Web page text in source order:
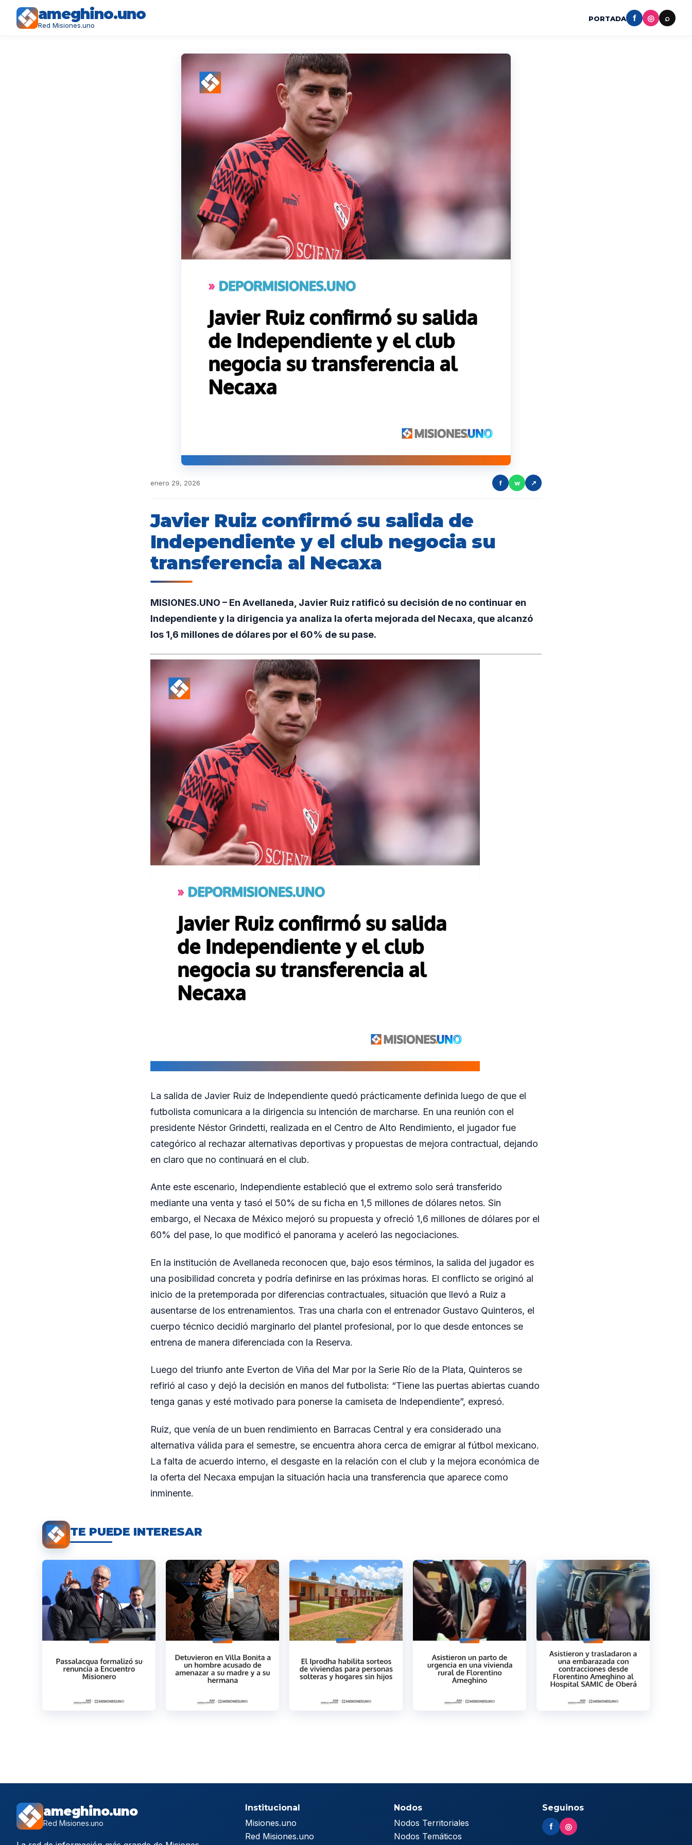
ameghino.uno
Red Misiones.uno
PORTADA f ◎ ⌕
enero 29, 2026 f w ↗
Javier Ruiz confirmó su salida de
Independiente y el club negocia su
transferencia al Necaxa
MISIONES.UNO – En Avellaneda, Javier Ruiz ratificó su decisión de no continuar en
Independiente y la dirigencia ya analiza la oferta mejorada del Necaxa, que alcanzó
los 1,6 millones de dólares por el 60% de su pase.
La salida de Javier Ruiz de Independiente quedó prácticamente definida luego de que el
futbolista comunicara a la dirigencia su intención de marcharse. En una reunión con el
presidente Néstor Grindetti, realizada en el Centro de Alto Rendimiento, el jugador fue
categórico al rechazar alternativas deportivas y propuestas de mejora contractual, dejando
en claro que no continuará en el club.
Ante este escenario, Independiente estableció que el extremo solo será transferido
mediante una venta y tasó el 50% de su ficha en 1,5 millones de dólares netos. Sin
embargo, el Necaxa de México mejoró su propuesta y ofreció 1,6 millones de dólares por el
60% del pase, lo que modificó el panorama y aceleró las negociaciones.
En la institución de Avellaneda reconocen que, bajo esos términos, la salida del jugador es
una posibilidad concreta y podría definirse en las próximas horas. El conflicto se originó al
inicio de la pretemporada por diferencias contractuales, situación que llevó a Ruiz a
ausentarse de los entrenamientos. Tras una charla con el entrenador Gustavo Quinteros, el
cuerpo técnico decidió marginarlo del plantel profesional, por lo que desde entonces se
entrena de manera diferenciada con la Reserva.
Luego del triunfo ante Everton de Viña del Mar por la Serie Río de la Plata, Quinteros se
refirió al caso y dejó la decisión en manos del futbolista: “Tiene las puertas abiertas cuando
tenga ganas y esté motivado para ponerse la camiseta de Independiente”, expresó.
Ruiz, que venía de un buen rendimiento en Barracas Central y era considerado una
alternativa válida para el semestre, se encuentra ahora cerca de emigrar al fútbol mexicano.
La falta de acuerdo interno, el desgaste en la relación con el club y la mejora económica de
la oferta del Necaxa empujan la situación hacia una transferencia que aparece como
inminente.
TE PUEDE INTERESAR
ameghino.uno
Red Misiones.uno
Institucional
Misiones.uno
Red Misiones.uno
Nodos
Nodos Territoriales
Nodos Temáticos
Seguinos
f ◎